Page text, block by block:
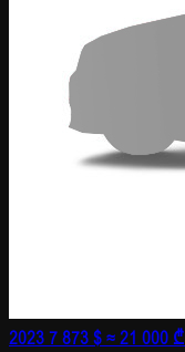
20237 873 $≈ 21 000 ₾